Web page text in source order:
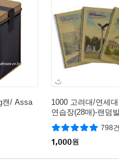
캔/ Assa
1000 고려대/연세
연습장(28매)-랜덤
798
1,000원